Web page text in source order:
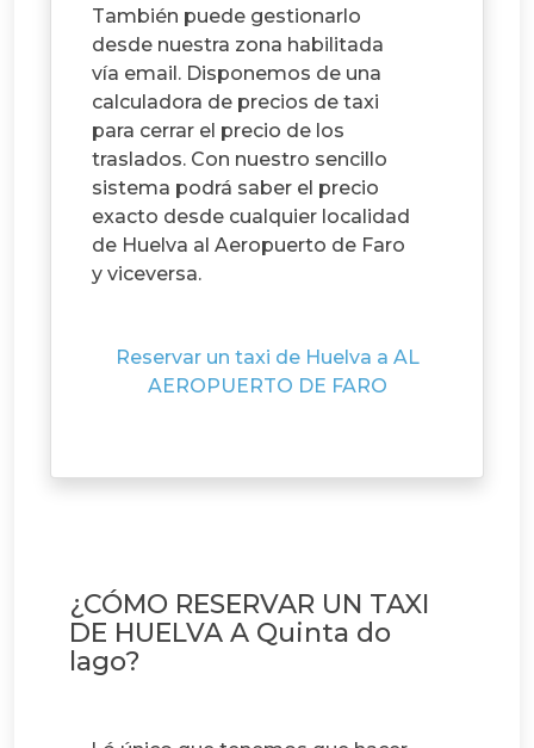
También puede gestionarlo
desde nuestra zona habilitada
vía email. Disponemos de una
calculadora de precios de taxi
para cerrar el precio de los
traslados. Con nuestro sencillo
sistema podrá saber el precio
exacto desde cualquier localidad
de Huelva al Aeropuerto de Faro
y viceversa.
Reservar un taxi de Huelva a AL
AEROPUERTO DE FARO
¿CÓMO RESERVAR UN TAXI
DE HUELVA A Quinta do
lago?